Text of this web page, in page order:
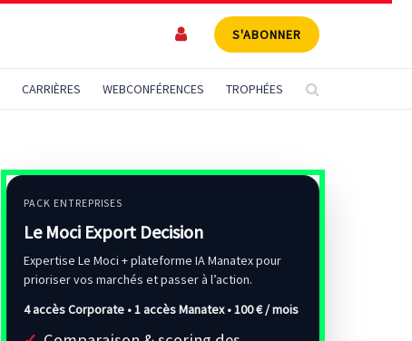
S'ABONNER
CARRIÈRES WEBCONFÉRENCES TROPHÉES
PACK ENTREPRISES
Le Moci Export Decision
Expertise Le Moci + plateforme IA Manatex pour
prioriser vos marchés et passer à l’action.
4 accès Corporate • 1 accès Manatex •100 € / mois